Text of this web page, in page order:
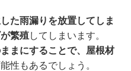
た雨漏りを放置してしま
繁殖してしまいます。
まにすることで、屋根材
性もあるでしょう。